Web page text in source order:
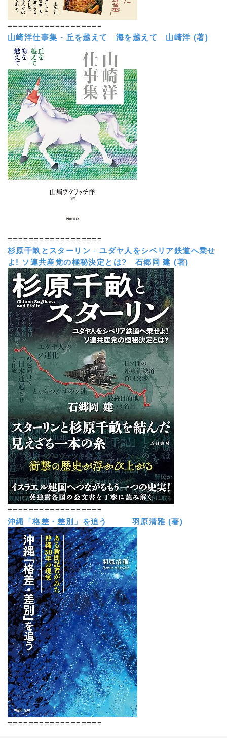
==================
山崎洋仕事集 - 丘を越えて 海を越えて 山崎洋 (著)
==================
杉原千畝とスターリン -ユダヤ人をシベリア鉄道へ乗せ
よ! ソ連共産党の極秘決定とは?
石郷岡 建 (著)
==================
沖縄「格差・差別」を追う 羽原清雅 (著)
==================